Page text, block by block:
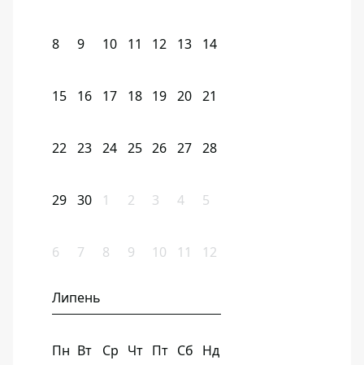
8 9 10 11 12 13 14
15 16 17 18 19 20 21
22 23 24 25 26 27 28
29 30 1 2 3 4 5
6 7 8 9 10 11 12
Липень
Пн Вт Ср Чт Пт Сб Нд